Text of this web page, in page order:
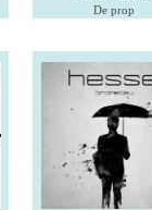
De prop